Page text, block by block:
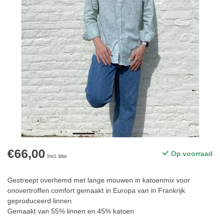
€66,00 Incl. btw Op voorraad
Gestreept overhemd met lange mouwen in katoenmix voor
onovertroffen comfort gemaakt in Europa van in Frankrijk
geproduceerd linnen
Gemaakt van 55% linnen en 45% katoen